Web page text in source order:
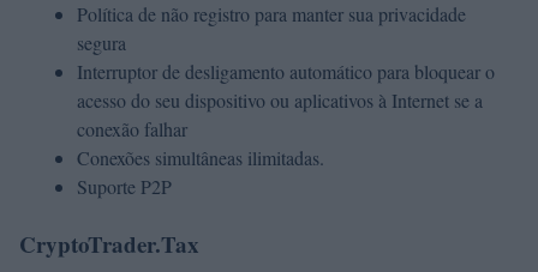
Política de não registro para manter sua privacidade
segura
Interruptor de desligamento automático para bloquear o
acesso do seu dispositivo ou aplicativos à Internet se a
conexão falhar
Conexões simultâneas ilimitadas.
Suporte P2P
CryptoTrader.Tax